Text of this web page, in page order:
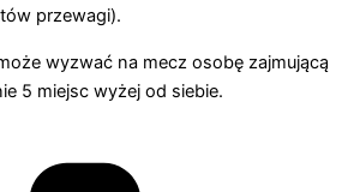
przewagi).
wyzwać na mecz osobę zajmującą
5 miejsc wyżej od siebie.